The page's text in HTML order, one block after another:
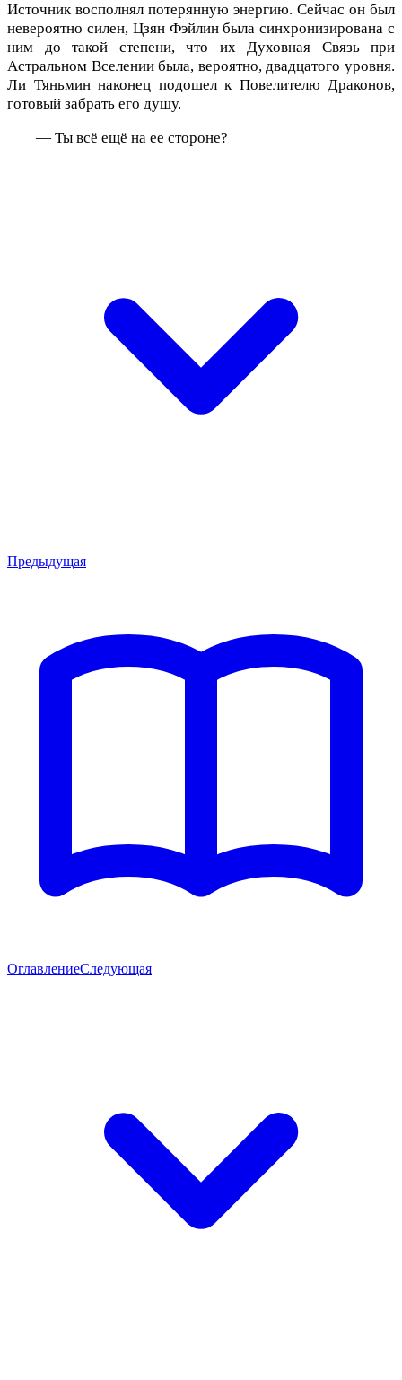
Источник восполнял потерянную энергию. Сейчас он был
невероятно силен, Цзян Фэйлин была синхронизирована с
ним до такой степени, что их Духовная Связь при
Астральном Вселении была, вероятно, двадцатого уровня.
Ли Тяньмин наконец подошел к Повелителю Драконов,
готовый забрать его душу.
— Ты всё ещё на ее стороне?
Предыдущая
ОглавлениеСледующая